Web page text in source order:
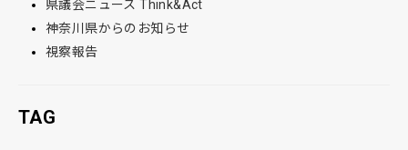
県議会ニュース Think&Act
神奈川県からのお知らせ
視察報告
TAG